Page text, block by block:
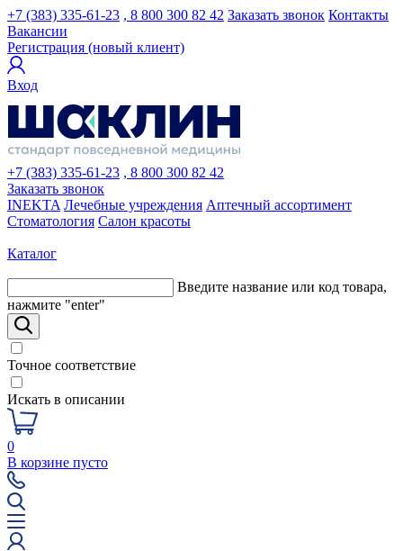
+7 (383) 335-61-23 , 8 800 300 82 42 Заказать звонок Контакты
Вакансии
Регистрация (новый клиент)
Вход
+7 (383) 335-61-23 , 8 800 300 82 42
Заказать звонок
INEKTA Лечебные учреждения Аптечный ассортимент
Стоматология Салон красоты
Каталог
Введите название или код товара,
нажмите "enter"
Точное соответствие
Искать в описании
0
В корзине пусто